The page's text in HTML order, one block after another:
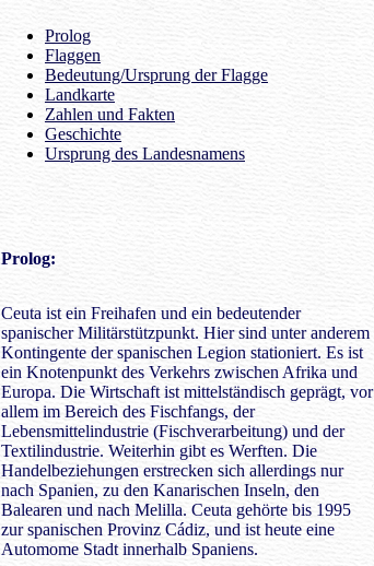
Prolog
Flaggen
Bedeutung/Ursprung der Flagge
Landkarte
Zahlen und Fakten
Geschichte
Ursprung des Landesnamens
Prolog:
Ceuta ist ein Freihafen und ein bedeutender
spanischer Militärstützpunkt. Hier sind unter anderem
Kontingente der spanischen Legion stationiert. Es ist
ein Knotenpunkt des Verkehrs zwischen Afrika und
Europa. Die Wirtschaft ist mittelständisch geprägt, vor
allem im Bereich des Fischfangs, der
Lebensmittelindustrie (Fischverarbeitung) und der
Textilindustrie. Weiterhin gibt es Werften. Die
Handelbeziehungen erstrecken sich allerdings nur
nach Spanien, zu den Kanarischen Inseln, den
Balearen und nach Melilla. Ceuta gehörte bis 1995
zur spanischen Provinz Cádiz, und ist heute eine
Automome Stadt innerhalb Spaniens.